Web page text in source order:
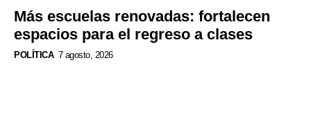
Más escuelas renovadas: fortalecen
espacios para el regreso a clases
POLÍTICA 7 agosto, 2026